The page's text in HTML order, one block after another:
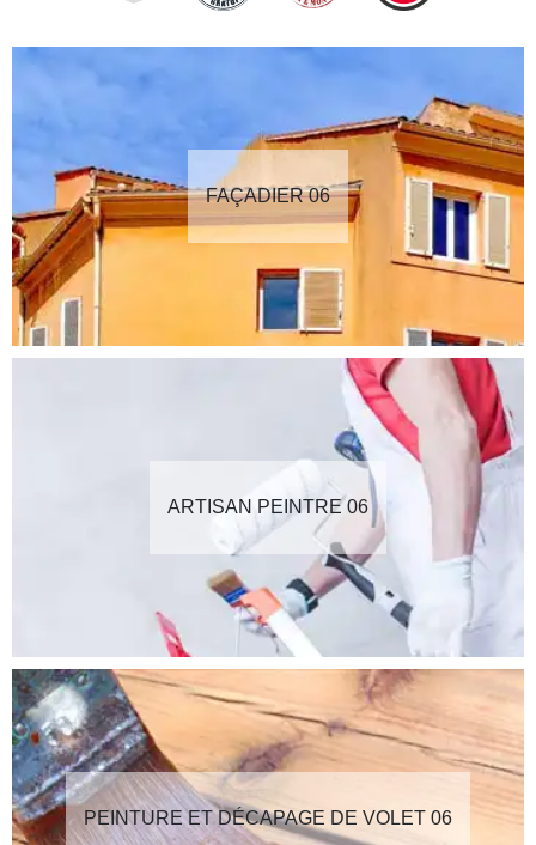
FAÇADIER 06
ARTISAN PEINTRE 06
PEINTURE ET DÉCAPAGE DE VOLET 06